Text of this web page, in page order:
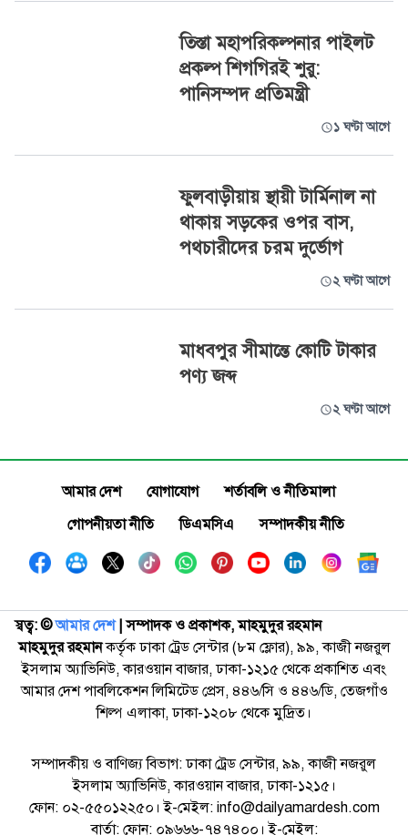
তিস্তা মহাপরিকল্পনার পাইলট
প্রকল্প শিগগিরই শুরু:
পানিসম্পদ প্রতিমন্ত্রী
১ ঘণ্টা আগে
ফুলবাড়ীয়ায় স্থায়ী টার্মিনাল না
থাকায় সড়কের ওপর বাস,
পথচারীদের চরম দুর্ভোগ
২ ঘণ্টা আগে
মাধবপুর সীমান্তে কোটি টাকার
পণ্য জব্দ
২ ঘণ্টা আগে
আমার দেশ যোগাযোগ
শর্তাবলি ও নীতিমালা
গোপনীয়তা নীতি
ডিএমসিএ সম্পাদকীয় নীতি
স্বত্ব: ©️আমার দেশ| সম্পাদক ও প্রকাশক, মাহমুদুর রহমান
মাহমুদুর রহমানকর্তৃক ঢাকা ট্রেড সেন্টার (৮ম ফ্লোর), ৯৯, কাজী নজরুল
ইসলাম অ্যাভিনিউ, কারওয়ান বাজার, ঢাকা-১২১৫ থেকে প্রকাশিত এবং
আমার দেশ পাবলিকেশন লিমিটেড প্রেস, ৪৪৬/সি ও ৪৪৬/ডি, তেজগাঁও
শিল্প এলাকা, ঢাকা-১২০৮ থেকে মুদ্রিত।
সম্পাদকীয় ও বাণিজ্য বিভাগ: ঢাকা ট্রেড সেন্টার, ৯৯, কাজী নজরুল
ইসলাম অ্যাভিনিউ, কারওয়ান বাজার, ঢাকা-১২১৫।
ফোন: ০২-৫৫০১২২৫০। ই-মেইল: info@dailyamardesh.com
বার্তা: ফোন: ০৯৬৬৬-৭৪৭৪০০। ই-মেইল: